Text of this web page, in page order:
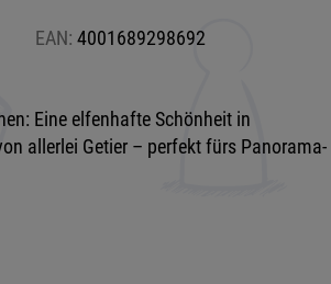
EAN: 4001689298692
Eine elfenhafte Schönheit in
allerlei Getier – perfekt fürs Panorama-